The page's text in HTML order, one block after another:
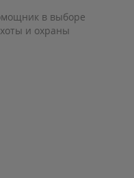
в выборе
и охраны